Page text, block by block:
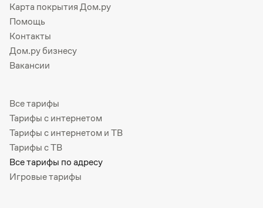
Карта покрытия Дом.ру
Помощь
Контакты
Дом.ру бизнесу
Вакансии
Все тарифы
Тарифы с интернетом
Тарифы с интернетом и ТВ
Тарифы с ТВ
Все тарифы по адресу
Игровые тарифы